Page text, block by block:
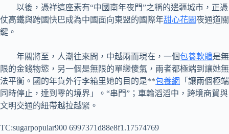
以後，憑祥這座素有“中國南年夜門”之稱的邊疆城市，正憑
仗高鐵與跨國快巴成為中國面向東盟的國際年甜心花園夜通道關
鍵。
年關將至，人潮往來間，中越兩而現在，一個包養軟體是無
限的金錢物慾，另一個是無限的單戀傻氣，兩者都極端到讓她無
法平衡。國的年貨外行李箱里她的目的是**包養網
「讓兩個極端
同時停止，達到零的境界」。“串門”；車輪滔滔中，跨境商貿與
文明交通的紐帶越拉越緊。
TC:sugarpopular900 6997371d88e8f1.17574769